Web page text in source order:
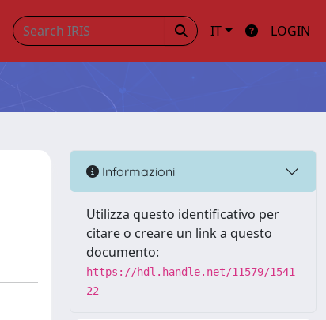
IT LOGIN
Informazioni
Utilizza questo identificativo per
citare o creare un link a questo
documento:
https://hdl.handle.net/11579/1541
22